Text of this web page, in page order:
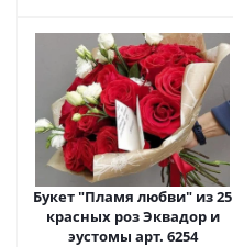
Букет "Пламя любви" из 25
красных роз Эквадор и
эустомы арт. 6254